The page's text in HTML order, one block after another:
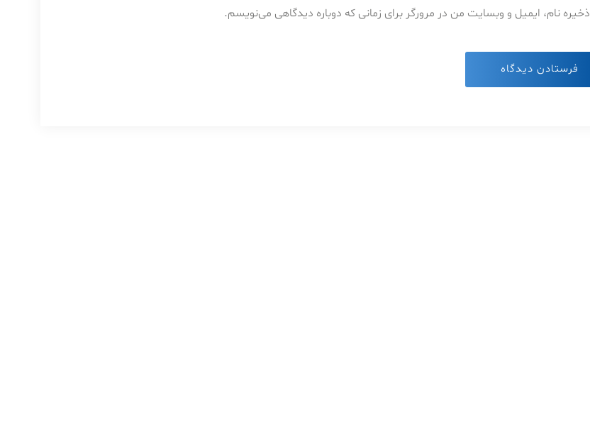
ذخیره نام، ایمیل و وبسایت من در مرورگر برای زمانی که دوباره دیدگاهی می‌نویسم.